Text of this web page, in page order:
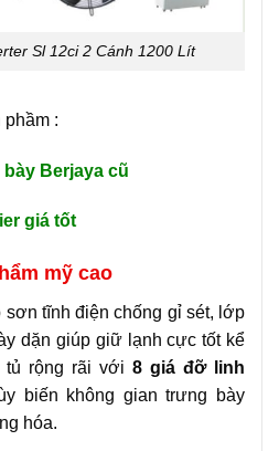
Sl 12ci 2 Cánh 1200 Lít
:
Berjaya cũ
giá tốt
mỹ cao
tĩnh điện chống gỉ sét, lớp
dặn giúp giữ lạnh cực tốt kể
tủ rộng rãi với 8 giá đỡ linh
biến không gian trưng bày
hóa.